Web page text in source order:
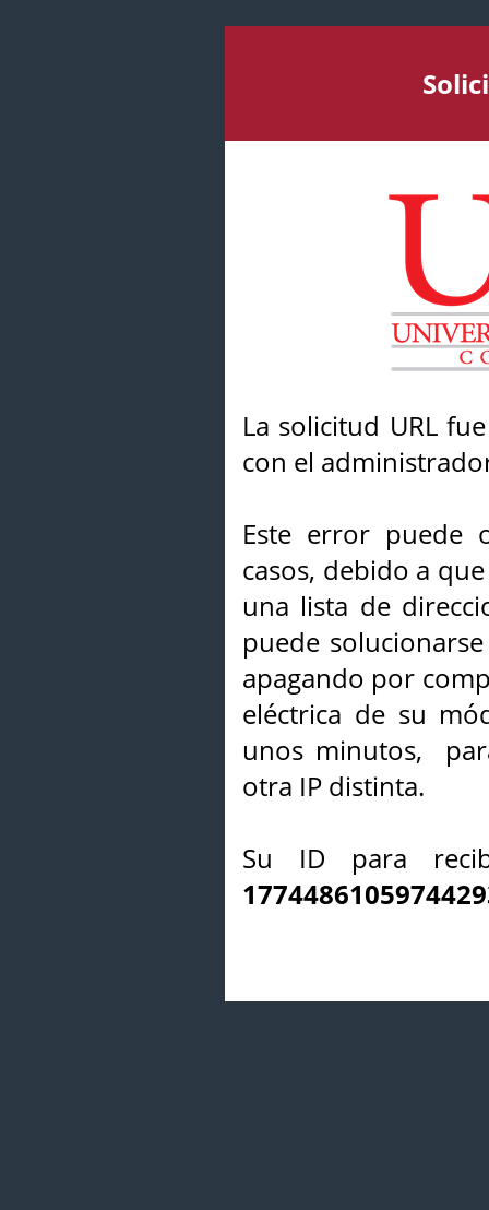
La solicitud URL
con el
Este error puede
casos, debido a
una lista de
puede
apagando por
eléctrica de su
unos minutos,
otra IP distinta.
Su ID para